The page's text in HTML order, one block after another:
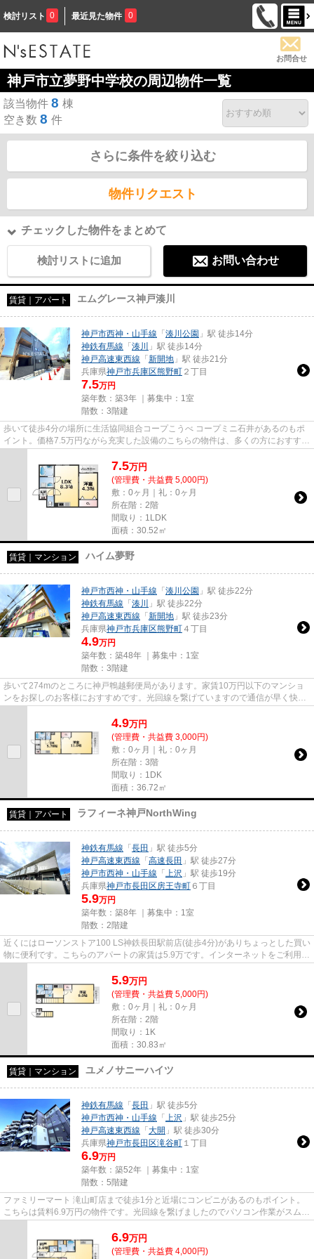
検討リスト 0 最近見た物件 0
お問合せ
神戸市立夢野中学校の周辺物件一覧
該当物件 8 棟
空き数 8 件
さらに条件を絞り込む
物件リクエスト
チェックした物件をまとめて
検討リストに追加 お問い合わせ
賃貸｜アパート エムグレース神戸湊川
神戸市西神・山手線 「 湊川公園 」駅 徒歩14分
神鉄有馬線 「 湊川
」駅 徒歩14分
神戸高速東西線 「 新開地 」駅 徒歩21分
兵庫県神戸市兵庫区熊野町 ２丁目
7.5万円
築年数：築3年 ｜募集中： 1室
階数：3階建
歩いて徒歩4分の場所に生活協同組合コープこうべ コープミニ石井があるのもポ
イント。価格7.5万円ながら充実した設備のこちらの物件は、多くの方におすすめ
7.5万円
(管理費・共益費 5,000円)
敷：0ヶ月｜礼：0ヶ月
所在階：2階
間取り：1LDK
面積：30.52㎡
賃貸｜マンション ハイム夢野
神戸市西神・山手線 「 湊川公園 」駅 徒歩22分
神鉄有馬線 「 湊川
」駅 徒歩22分
神戸高速東西線 「 新開地 」駅 徒歩23分
兵庫県神戸市兵庫区熊野町 ４丁目
4.9万円
築年数：築48年 ｜募集中： 1室
階数：3階建
歩いて274mのところに神戸鵯越郵便局があります。家賃10万円以下のマンショ
ンをお探しのお客様におすすめです。光回線を繋げていますので通信が早く快適
4.9万円
(管理費・共益費 3,000円)
敷：0ヶ月｜礼：0ヶ月
所在階：3階
間取り：1DK
面積：36.72㎡
賃貸｜アパート ラフィーネ神戸NorthWing
神鉄有馬線 「 長田 」駅 徒歩5分
神戸高速東西線 「 高速長田 」駅 徒歩27分
神戸市西神・山手線 「 上沢 」駅 徒歩19分
兵庫県神戸市長田区房王寺町 ６丁目
5.9万円
築年数：築8年 ｜募集中： 1室
階数：2階建
近くにはローソンストア100 LS神鉄長田駅前店(徒歩4分)がありちょっとした買い
物に便利です。こちらのアパートの家賃は5.9万です。インターネットをご利用い
5.9万円
(管理費・共益費 5,000円)
敷：0ヶ月｜礼：0ヶ月
所在階：2階
間取り：1K
面積：30.83㎡
賃貸｜マンション ユメノサニーハイツ
神鉄有馬線 「 長田 」駅 徒歩5分
神戸市西神・山手線 「 上沢 」駅 徒歩25分
神戸高速東西線 「 大開 」駅 徒歩30分
兵庫県神戸市長田区滝谷町 １丁目
6.9万円
築年数：築52年 ｜募集中： 1室
階数：5階建
ファミリーマート 滝山町店まで徒歩1分と近場にコンビニがあるのもポイント。
こちらは賃料6.9万円の物件です。光回線を繋げましたのでパソコン作業がスムー
6.9万円
(管理費・共益費 4,000円)